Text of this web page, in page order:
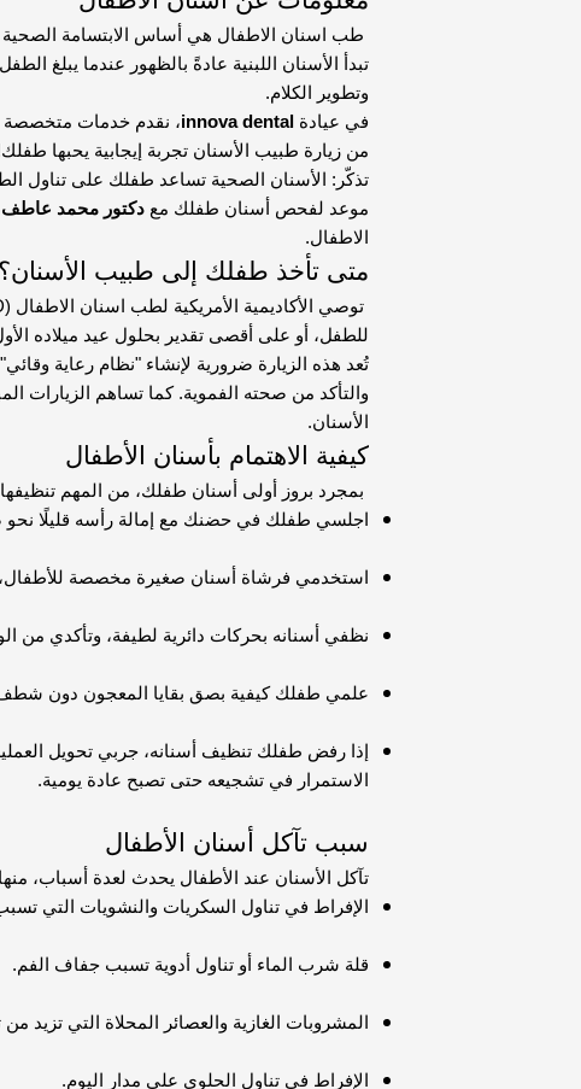
طب اسنان الاطفال هي أساس الابتسامة الصحية
تبدأ الأسنان اللبنية عادةً بالظهور عندما يبلغ
وتطوير الكلام.
في عيادة innova dental، نقدم خدمات متخصصة
من زيارة طبيب الأسنان تجربة إيجابية يحبها
تذكّر: الأسنان الصحية تساعد طفلك على تناول
موعد لفحص أسنان طفلك مع دكتور محمد عاطف
الاطفال.
متى تأخذ طفلك إلى طبيب الأسنان؟
للطفل، أو على أقصى تقدير بحلول عيد ميلاده
تُعد هذه الزيارة ضرورية لإنشاء "نظام رعاية
والتأكد من صحته الفموية. كما تساهم الزيارات
الأسنان.
كيفية الاهتمام بأسنان الأطفال
بمجرد بروز أولى أسنان طفلك، من المهم
اجلسي طفلك في حضنك مع إمالة رأسه قليلًا
استخدمي فرشاة أسنان صغيرة مخصصة
نظفي أسنانه بحركات دائرية لطيفة، وتأكدي من
علمي طفلك كيفية بصق بقايا المعجون دون شطف
إذا رفض طفلك تنظيف أسنانه، جربي تحويل
الاستمرار في تشجيعه حتى تصبح عادة يومية.
سبب تآكل أسنان الأطفال
تآكل الأسنان عند الأطفال يحدث لعدة أسباب،
الإفراط في تناول السكريات والنشويات التي
قلة شرب الماء أو تناول أدوية تسبب جفاف الفم.
المشروبات الغازية والعصائر المحلاة التي تزيد من
الإفراط في تناول الحلوى على مدار اليوم.